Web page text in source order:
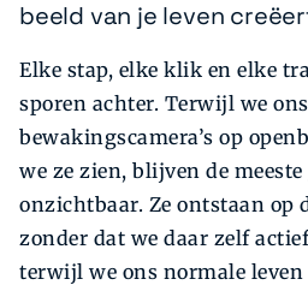
beeld van je leven
Elke stap, elke klik en elke
sporen achter. Terwijl we
bewakingscamera’s op
we ze zien, blijven de
onzichtbaar. Ze ontstaan op
zonder dat we daar zelf
terwijl we ons normale leven